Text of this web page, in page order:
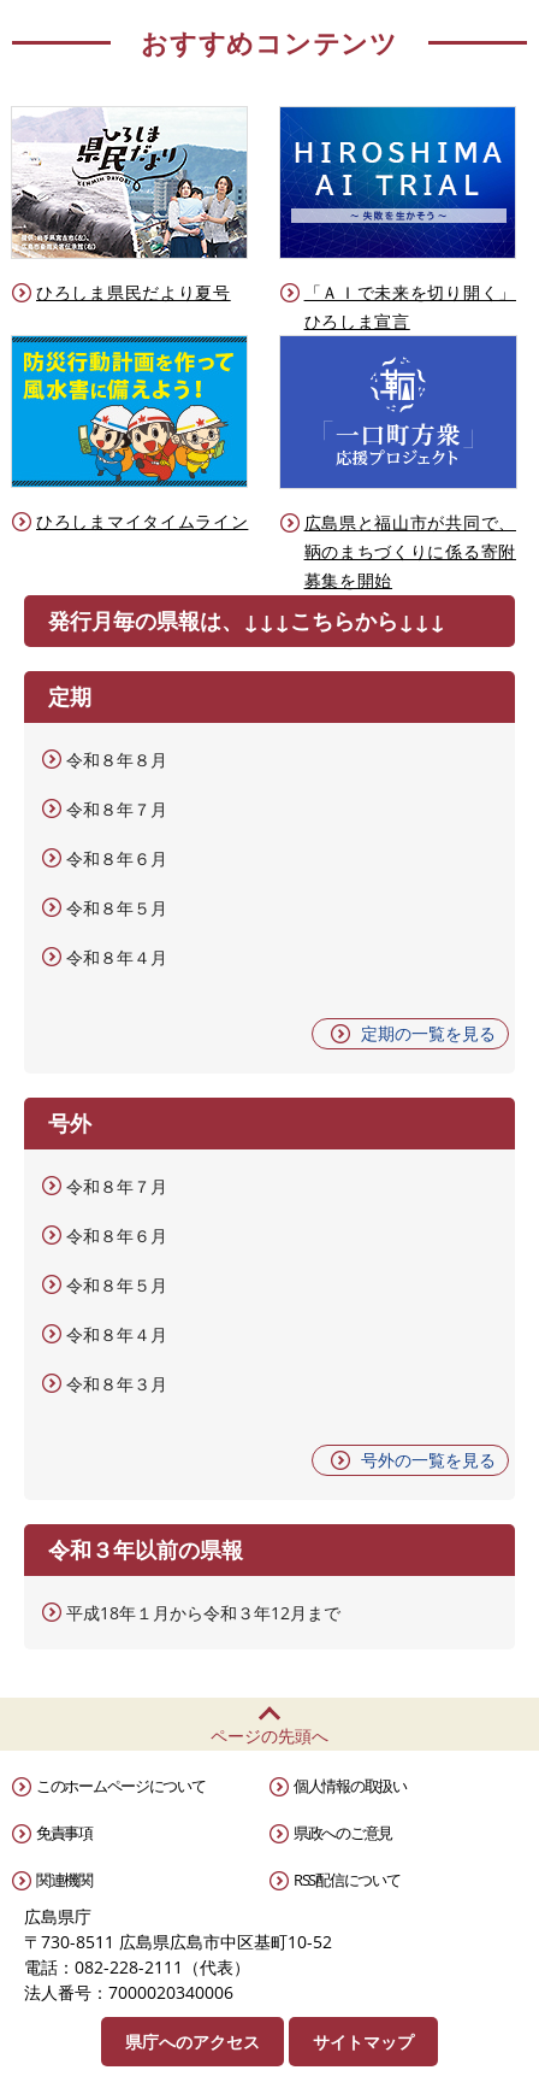
おすすめコンテンツ
ひろしま県民だより夏号
「ＡＩで未来を切り開く」
ひろしま宣言
ひろしまマイタイムライン
広島県と福山市が共同で、
鞆のまちづくりに係る寄附
募集を開始
発行月毎の県報は、↓↓↓こちらから↓↓↓
定期
令和８年８月
令和８年７月
令和８年６月
令和８年５月
令和８年４月
定期の一覧を見る
号外
令和８年７月
令和８年６月
令和８年５月
令和８年４月
令和８年３月
号外の一覧を見る
令和３年以前の県報
平成18年１月から令和３年12月まで
ページの先頭へ
このホームページについて 個人情報の取扱い
免責事項 県政へのご意見
関連機関 RSS配信について
広島県庁
〒730-8511 広島県広島市中区基町10-52
電話：082-228-2111（代表）
法人番号：7000020340006
県庁へのアクセス サイトマップ